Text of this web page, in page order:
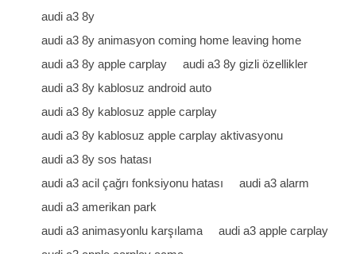
audi a3 8y
audi a3 8y animasyon coming home leaving home
audi a3 8y apple carplay
audi a3 8y gizli özellikler
audi a3 8y kablosuz android auto
audi a3 8y kablosuz apple carplay
audi a3 8y kablosuz apple carplay aktivasyonu
audi a3 8y sos hatası
audi a3 acil çağrı fonksiyonu hatası
audi a3 alarm
audi a3 amerikan park
audi a3 animasyonlu karşılama
audi a3 apple carplay